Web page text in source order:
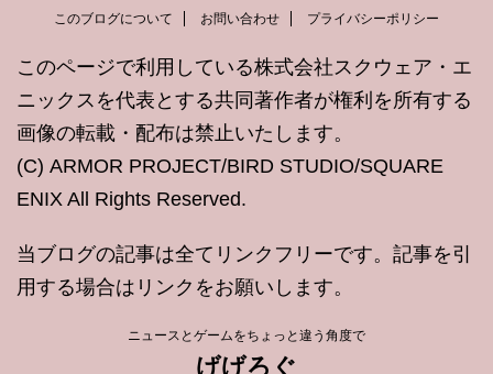
このブログについて お問い合わせ プライバシーポリシー
このページで利用している株式会社スクウェア・エ
ニックスを代表とする共同著作者が権利を所有する
画像の転載・配布は禁止いたします。
(C) ARMOR PROJECT/BIRD STUDIO/SQUARE
ENIX All Rights Reserved.
当ブログの記事は全てリンクフリーです。記事を引
用する場合はリンクをお願いします。
ニュースとゲームをちょっと違う角度で
げげろぐ